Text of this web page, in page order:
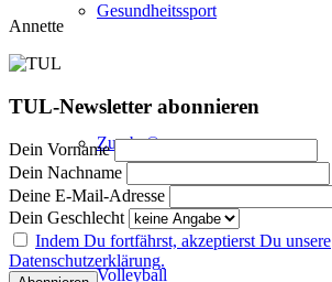
Gesundheitssport
Zumba®
Volleyball
Annette
TUL-Newsletter abonnieren
Dein Vorname
Dein Nachname
Deine E-Mail-Adresse
Dein Geschlecht
Indem Du fortfährst, akzeptierst Du unsere
Datenschutzerklärung.